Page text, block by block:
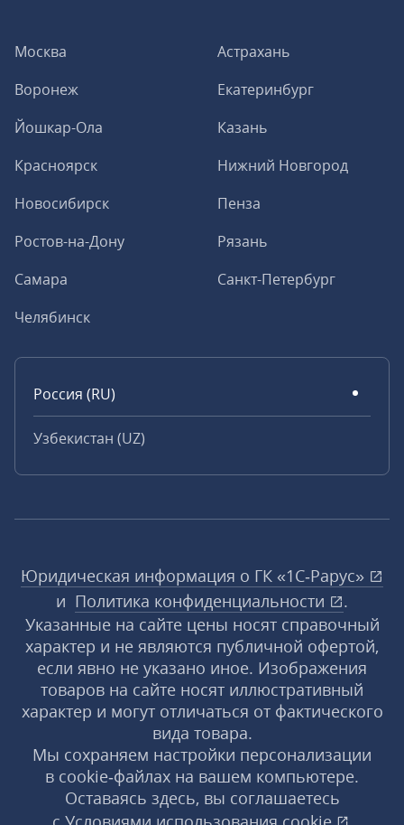
Москва
Астрахань
Воронеж
Екатеринбург
Йошкар-Ола
Казань
Красноярск
Нижний Новгород
Новосибирск
Пенза
Ростов-на-Дону
Рязань
Самара
Санкт-Петербург
Челябинск
Россия (RU)
Узбекистан (UZ)
Юридическая информация о ГК «1С‑Рарус»
и Политика конфиденциальности
.
Указанные на сайте цены носят справочный
характер и не являются публичной офертой,
если явно не указано иное. Изображения
товаров на сайте носят иллюстративный
характер и могут отличаться от фактического
вида товара.
Мы сохраняем настройки персонализации
в cookie‑файлах на вашем компьютере.
Оставаясь здесь, вы соглашаетесь